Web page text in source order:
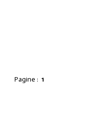
Pagine : 1